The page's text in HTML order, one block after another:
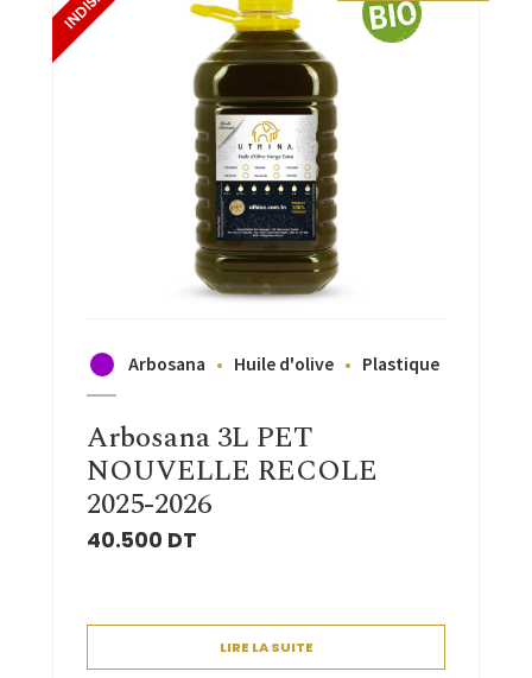
Arbosana Huile d'olive Plastique
Arbosana 3L PET
NOUVELLE RECOLE
2025-2026
40.500 DT
LIRE LA SUITE